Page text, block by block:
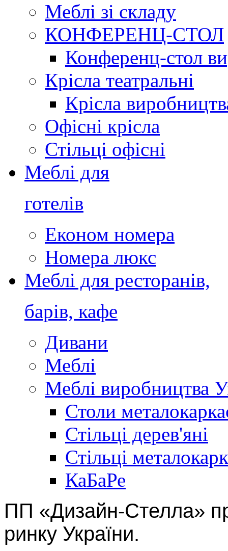
Меблі зі складу
КОНФЕРЕНЦ-СТОЛ
Конференц-стол
Крісла театральні
Крісла
Офісні крісла
Стільці офісні
Меблі для
готелів
Економ номера
Номера люкс
Меблі для ресторанів,
барів, кафе
Дивани
Меблі
Меблі виробництва
Столи
Стільці дерев'яні
Стільці
КаБаРе
ПП «Дизайн-Стелла»
ринку України.